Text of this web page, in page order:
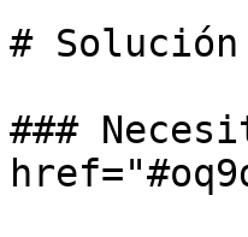
# Solución
###